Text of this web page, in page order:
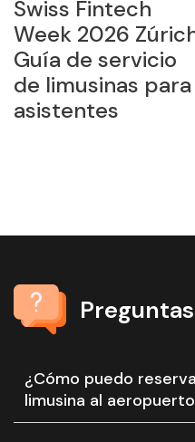
Swiss Fintech
Week 2026
Guía de servicio
de limusinas para
asistentes
¿Cómo puedo
limusina al